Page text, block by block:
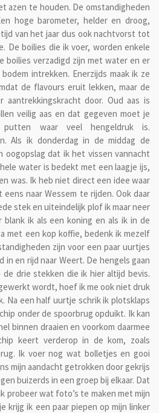
azen te houden. De omstandigheden
hoge barometer, helder en droog,
van het jaar dus ook nachtvorst tot
De boilies die ik voer, worden enkele
boilies verzadigd zijn met water en er
intrekken. Enerzijds maak ik ze
de flavours eruit lekken, maar de
aantrekkingskracht door. Oud aas is
veilig aas en dat gegeven moet je
waar veel hengeldruk is.
Als ik donderdag in de middag de
oogopslag dat ik het vissen vannacht
water is bedekt met een laagje ijs,
was. Ik heb niet direct een idee waar
naar Wessem te rijden. Ook daar
stek en uiteindelijk plof ik maar neer
blank ik als een koning en als ik in de
met een kop koffie, bedenk ik mezelf
zijn voor een paar uurtjes
in en rijd naar Weert. De hengels gaan
drie stekken die ik hier altijd bevis.
wordt, hoef ik me ook niet druk
Na een half uurtje schrik ik plotsklaps
onder de spoorbrug opduikt. Ik kan
binnen draaien en voorkom daarmee
keert verderop in de kom, zoals
Ik voer nog wat bolletjes en gooi
mijn aandacht getrokken door gekrijs
buizerds in een groep bij elkaar. Dat
probeer wat foto’s te maken met mijn
krijg ik een paar piepen op mijn linker